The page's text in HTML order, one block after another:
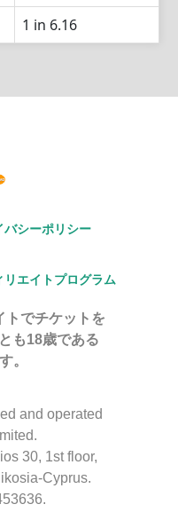
1 in 6.16
バシーポリシー
リエイトプログラム
トでチケットを
も18歳である
。
and operated
30, 1st floor,
Cyprus.